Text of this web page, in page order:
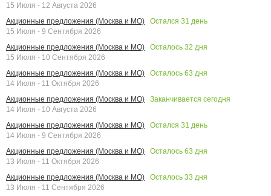
15 Июля - 12 Августа 2026
Акционные предложения (Москва и МО)
Остался 31 день
15 Июля - 9 Сентября 2026
Акционные предложения (Москва и МО)
Осталось 32 дня
15 Июля - 10 Сентября 2026
Акционные предложения (Москва и МО)
Осталось 63 дня
14 Июля - 11 Октября 2026
Акционные предложения (Москва и МО)
Заканчивается сегодня
14 Июля - 10 Августа 2026
Акционные предложения (Москва и МО)
Остался 31 день
14 Июля - 9 Сентября 2026
Акционные предложения (Москва и МО)
Осталось 63 дня
13 Июля - 11 Октября 2026
Акционные предложения (Москва и МО)
Осталось 33 дня
13 Июля - 11 Сентября 2026